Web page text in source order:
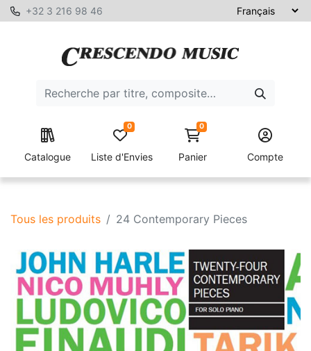
+32 3 216 98 46
Catalogue Liste d'Envies
0 0
Panier Compte
Tous les produits 24 Contemporary Pieces